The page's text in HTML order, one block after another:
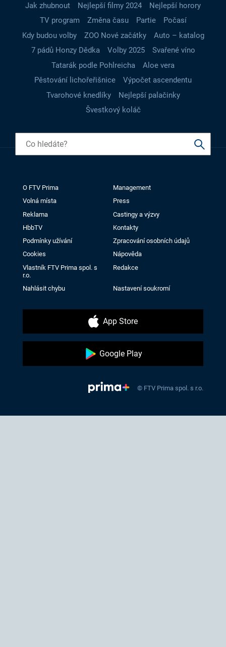
Jak zhubnout Nejlepší filmy 2024
Nejlepší horory
TV program
Změna času Partie
Počasí
Kdy budou volby
ZOO Nové začátky
Auto – katalog
7 pádů Honzy Dědka
Volby 2025
Svařené víno
Tatarák podle Pohlreicha
Aloe vera
Pěstování lichořeřišnice
Výpočet ascendentu
Tvarohové knedlíky
Nejlepší palačinky
Švestkový koláč
O FTV Prima
Management
Volná místa
Press
Reklama
Castingy a výzvy
HbbTV
Kontakty
Podmínky užívání
Zpracování osobních údajů
Cookies
Nápověda
Vlastník FTV Prima spol. s
r.o.
Redakce
Nahlásit chybu Nastavení soukromí
App Store
Google Play
© FTV Prima spol. s r.o.